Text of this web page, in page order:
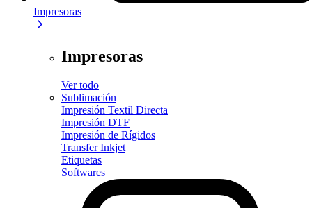
Impresoras
Impresoras
Ver todo
Sublimación
Impresión Textil Directa
Impresión DTF
Impresión de Rígidos
Transfer Inkjet
Etiquetas
Softwares